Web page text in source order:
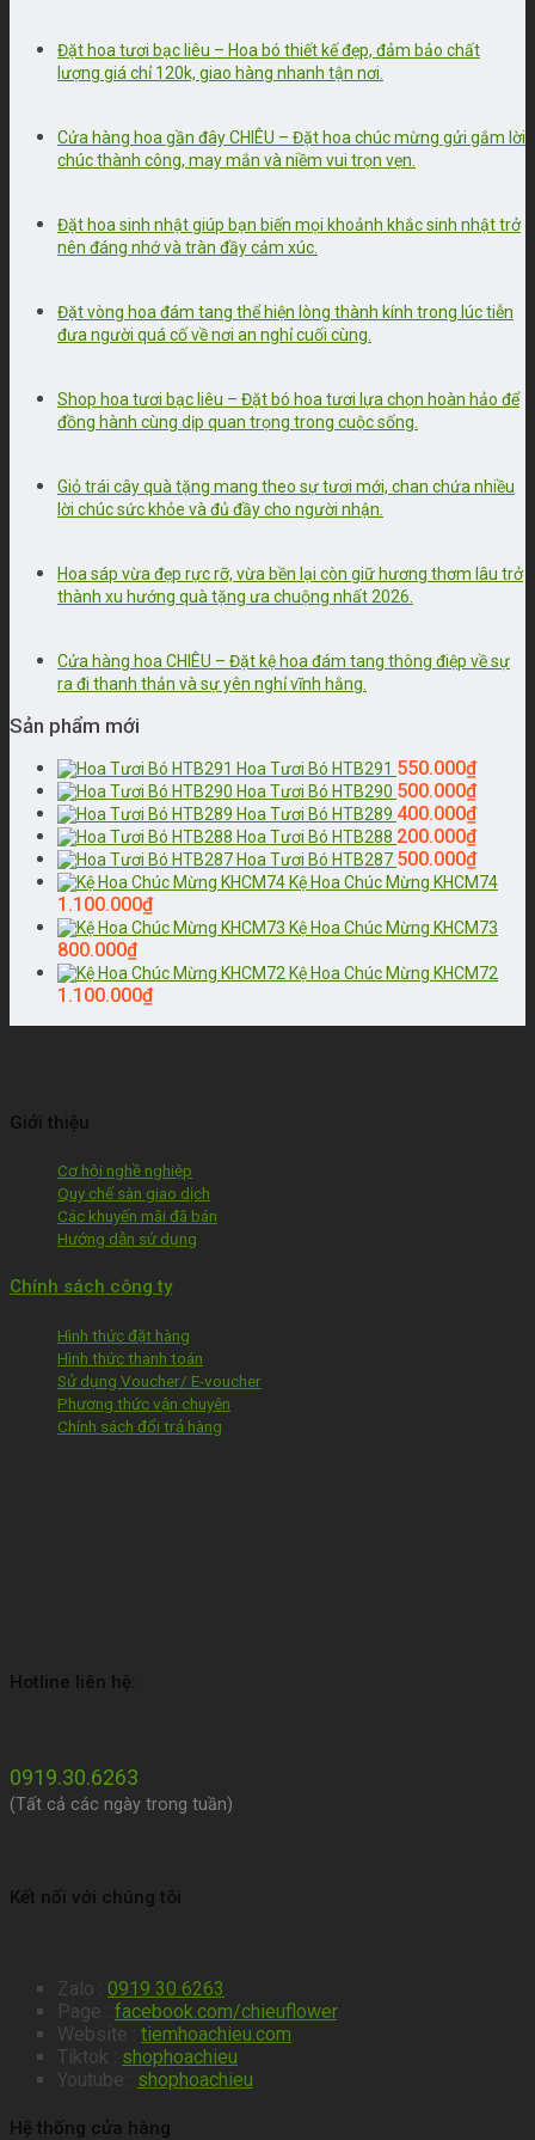
Đặt hoa tươi bạc liêu – Hoa bó thiết kế đẹp, đảm bảo chất
lượng giá chỉ 120k, giao hàng nhanh tận nơi.
Cửa hàng hoa gần đây CHIÊU – Đặt hoa chúc mừng gửi gắm lời
chúc thành công, may mắn và niềm vui trọn vẹn.
Đặt hoa sinh nhật giúp bạn biến mọi khoảnh khắc sinh nhật trở
nên đáng nhớ và tràn đầy cảm xúc.
Đặt vòng hoa đám tang thể hiện lòng thành kính trong lúc tiễn
đưa người quá cố về nơi an nghỉ cuối cùng.
Shop hoa tươi bạc liêu – Đặt bó hoa tươi lựa chọn hoàn hảo để
đồng hành cùng dịp quan trọng trong cuộc sống.
Giỏ trái cây quà tặng mang theo sự tươi mới, chan chứa nhiều
lời chúc sức khỏe và đủ đầy cho người nhận.
Hoa sáp vừa đẹp rực rỡ, vừa bền lại còn giữ hương thơm lâu trở
thành xu hướng quà tặng ưa chuộng nhất 2026.
Cửa hàng hoa CHIÊU – Đặt kệ hoa đám tang thông điệp về sự
ra đi thanh thản và sự yên nghỉ vĩnh hằng.
Sản phẩm mới
Hoa Tươi Bó HTB291 550.000₫
Hoa Tươi Bó HTB290 500.000₫
Hoa Tươi Bó HTB289 400.000₫
Hoa Tươi Bó HTB288 200.000₫
Hoa Tươi Bó HTB287 500.000₫
Kệ Hoa Chúc Mừng KHCM74
1.100.000₫
Kệ Hoa Chúc Mừng KHCM73
800.000₫
Kệ Hoa Chúc Mừng KHCM72
1.100.000₫
Giới thiệu
Cơ hội nghề nghiệp
Quy chế sàn giao dịch
Các khuyến mãi đã bán
Hướng dẫn sử dụng
Chính sách công ty
Hình thức đặt hàng
Hình thức thanh toán
Sử dụng Voucher/ E-voucher
Phương thức vận chuyên
Chính sách đổi trả hàng
Hotline liên hệ:
0919.30.6263
(Tất cả các ngày trong tuần)
Kết nối với chúng tôi
Zalo : 0919 30 6263
Page : facebook.com/chieuflower.
Website : tiemhoachieu.com
Tiktok : shophoachieu
Youtube : shophoachieu
Hệ thống cửa hàng